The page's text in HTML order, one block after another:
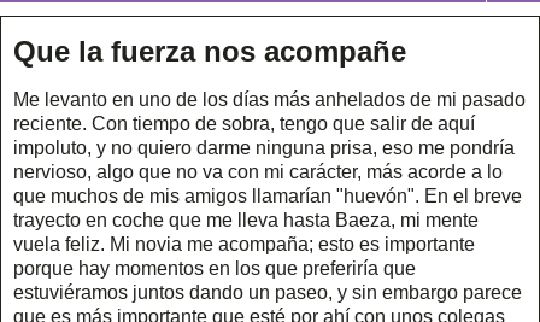
Que la fuerza nos acompañe
Me levanto en uno de los días más anhelados de mi pasado
reciente. Con tiempo de sobra, tengo que salir de aquí
impoluto, y no quiero darme ninguna prisa, eso me pondría
nervioso, algo que no va con mi carácter, más acorde a lo
que muchos de mis amigos llamarían "huevón". En el breve
trayecto en coche que me lleva hasta Baeza, mi mente
vuela feliz. Mi novia me acompaña; esto es importante
porque hay momentos en los que preferiría que
estuviéramos juntos dando un paseo, y sin embargo parece
que es más importante que esté por ahí con unos colegas